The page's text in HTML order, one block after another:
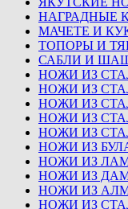
НАГРАДНЫЕ
МАЧЕТЕ И
ТОПОРЫ И
САБЛИ И
НОЖИ ИЗ
НОЖИ ИЗ
НОЖИ ИЗ
НОЖИ ИЗ
НОЖИ ИЗ
НОЖИ ИЗ
НОЖИ ИЗ
НОЖИ ИЗ
НОЖИ ИЗ
НОЖИ ИЗ